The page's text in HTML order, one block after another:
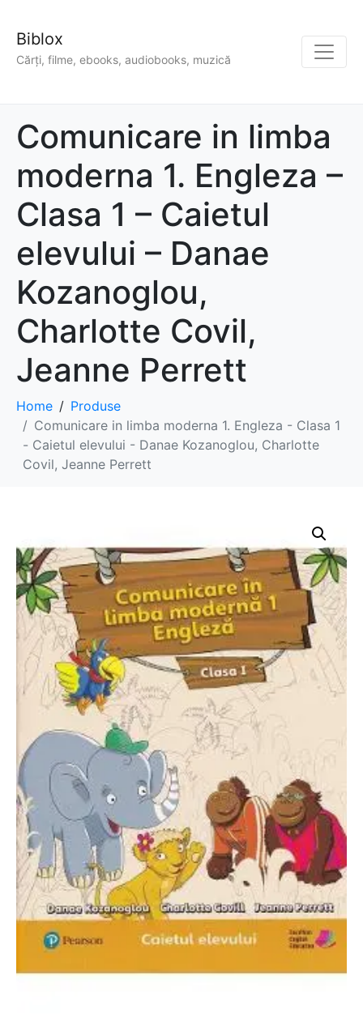
Biblox
Cărți, filme, ebooks, audiobooks, muzică
Comunicare in limba
moderna 1. Engleza –
Clasa 1 – Caietul
elevului – Danae
Kozanoglou,
Charlotte Covil,
Jeanne Perrett
Home
Produse
Comunicare in limba moderna 1. Engleza - Clasa 1
- Caietul elevului - Danae Kozanoglou, Charlotte
Covil, Jeanne Perrett